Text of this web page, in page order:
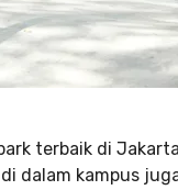
terbaik di
dalam kampus